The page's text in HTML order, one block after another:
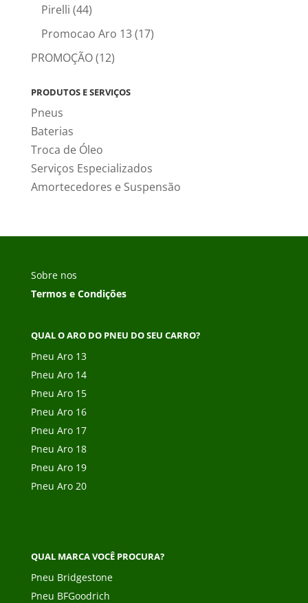
Pirelli (44)
Promocao Aro 13(17)
PROMOÇÃO(12)
PRODUTOS E SERVIÇOS
Pneus
Baterias
Troca de Óleo
Serviços Especializados
Amortecedores e Suspensão
Sobre nos
Termos e Condições
QUAL O ARO DO PNEU DO SEU CARRO?
Pneu Aro 13
Pneu Aro 14
Pneu Aro 15
Pneu Aro 16
Pneu Aro 17
Pneu Aro 18
Pneu Aro 19
Pneu Aro 20
QUAL MARCA VOCÊ PROCURA?
Pneu Bridgestone
Pneu BFGoodrich